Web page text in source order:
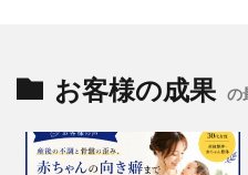
お客様の成果 の